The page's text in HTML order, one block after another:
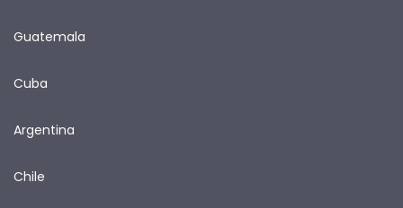
Guatemala
Cuba
Argentina
Chile